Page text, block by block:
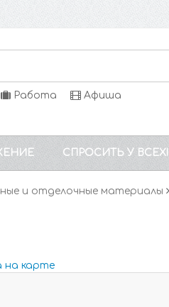
Работа Афиша
СПРОСИТЬ У ВСЕХ!
и отделочные материалы
на карте